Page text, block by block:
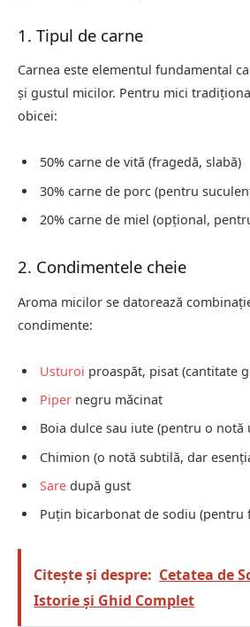
1. Tipul de carne
Carnea este elementul fundamental
și gustul micilor. Pentru mici
obicei:
50% carne de vită (fragedă, slabă)
30% carne de porc (pentru
20% carne de miel (opțional,
2. Condimentele cheie
Aroma micilor se datorează
condimente:
Usturoi proaspăt, pisat (cantitate
Piper negru măcinat
Boia dulce sau iute (pentru o notă
Chimion (o notă subtilă, dar
Sare după gust
Puțin bicarbonat de sodiu (pentru
Citește și despre: Cetatea de
Istorie și Ghid Complet